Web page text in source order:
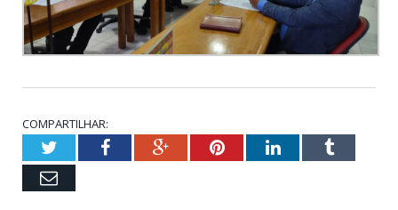
COMPARTILHAR:
TwitterFacebookGoogle+PinterestLinkedInTumblr
Email